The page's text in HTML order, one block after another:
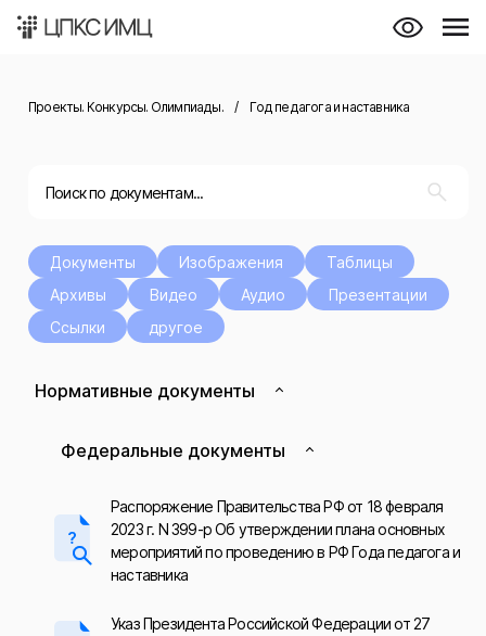
Проекты. Конкурсы. Олимпиады. / Год педагога и наставника
Документы Изображения
Таблицы
Архивы
Видео Аудио
Презентации
Ссылки
другое
Нормативные документы
Федеральные документы
Распоряжение Правительства РФ от 18 февраля
2023 г. N 399-р Об утверждении плана основных
мероприятий по проведению в РФ Года педагога и
наставника
Указ Президента Российской Федерации от 27